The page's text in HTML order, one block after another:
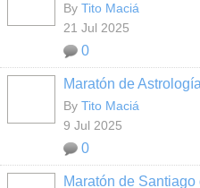
By Tito Maciá
21 Jul 2025
0
Maratón de
By Tito Maciá
9 Jul 2025
0
Maratón de